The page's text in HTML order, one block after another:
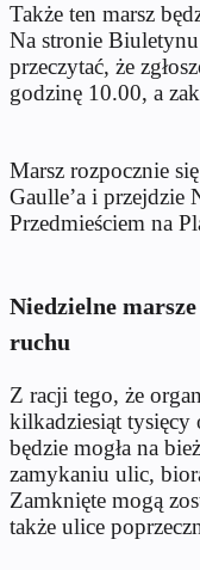
Także ten marsz
Na stronie
przeczytać, że
godzinę 10.00, a
Marsz rozpocznie
Gaulle’a i
Przedmieściem na
Niedzielne
ruchu
Z racji tego, że
kilkadziesiąt tysięcy
będzie mogła na
zamykaniu ulic,
Zamknięte mogą
także ulice